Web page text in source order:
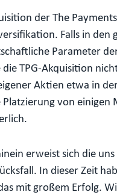
der The
Falls in
Parameter
TPG-Akquisition
Aktien etwa in
von
erweist sich die
In dieser Zeit
mit großem Erfolg.